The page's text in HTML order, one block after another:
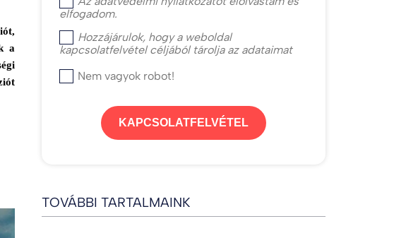
a
elfogadom.
Hozzájárulok, hogy a weboldal
kapcsolatfelvétel céljából tárolja az adataimat
Nem vagyok robot!
KAPCSOLATFELVÉTEL
TOVÁBBI TARTALMAINK